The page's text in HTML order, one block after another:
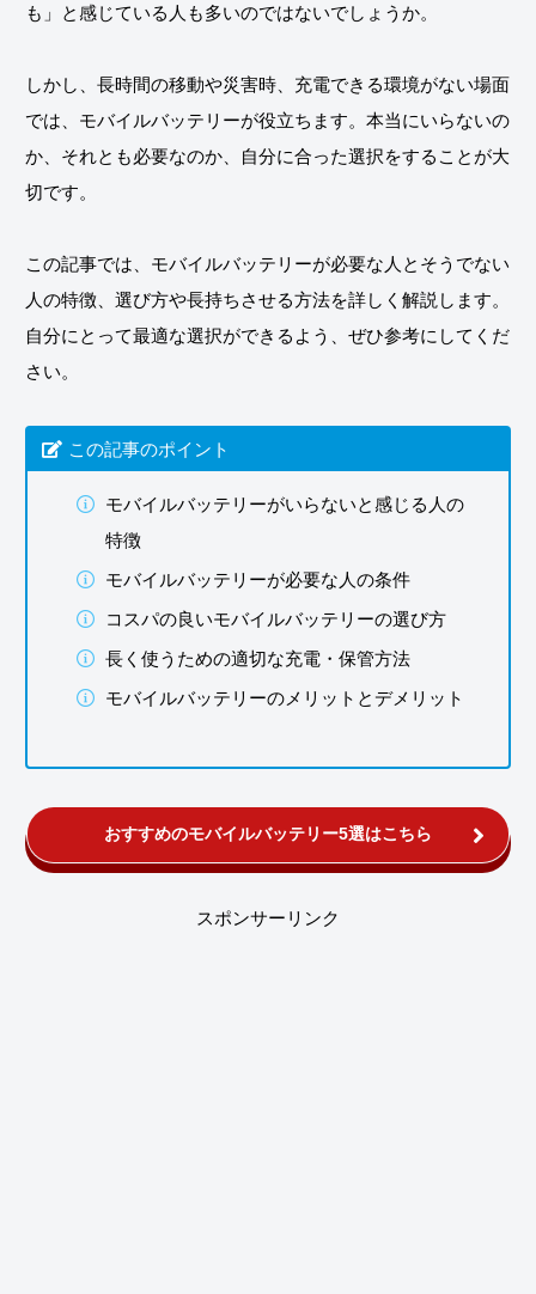
も」と感じている人も多いのではないでしょうか。
しかし、長時間の移動や災害時、充電できる環境がない場面
では、モバイルバッテリーが役立ちます。本当にいらないの
か、それとも必要なのか、自分に合った選択をすることが大
切です。
この記事では、モバイルバッテリーが必要な人とそうでない
人の特徴、選び方や長持ちさせる方法を詳しく解説します。
自分にとって最適な選択ができるよう、ぜひ参考にしてくだ
さい。
この記事のポイント
モバイルバッテリーがいらないと感じる人の
特徴
モバイルバッテリーが必要な人の条件
コスパの良いモバイルバッテリーの選び方
長く使うための適切な充電・保管方法
モバイルバッテリーのメリットとデメリット
おすすめのモバイルバッテリー5選はこちら
スポンサーリンク